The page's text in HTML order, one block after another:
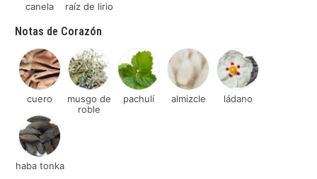
canela raíz de lirio
Notas de Corazón
cuero
musgo de
roble
pachulí almizcle ládano
haba tonka